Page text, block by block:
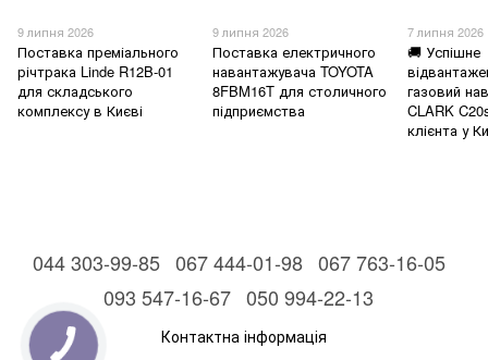
9 липня 2026
Поставка преміального
річтрака Linde R12B-01
для складського
комплексу в Києві
9 липня 2026
Поставка електричного
навантажувача TOYOTA
8FBM16T для столичного
підприємства
7 липня 2026
🚚 Успішне
газовий
CLARK
клієнта у
044 303-99-85 067 444-01-98 067 763-16-05
093 547-16-67 050 994-22-13
Контактна інформація